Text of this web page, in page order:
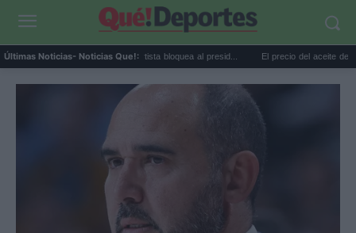
Últimas Noticias- Noticias Que!:
Taylor Swift y Trump: la artista bloquea al presid... El precio del aceite de oliva